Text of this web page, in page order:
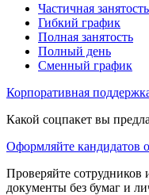
Частичная занятость
Гибкий график
Полная занятость
Полный день
Сменный график
Корпоративная
Какой соцпакет вы
Оформляйте кандидатов
Проверяйте
документы без бумаг и